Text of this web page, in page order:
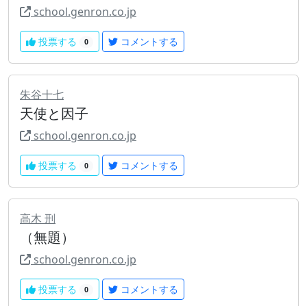
school.genron.co.jp
投票する 0 コメントする
朱谷十七
天使と因子
school.genron.co.jp
投票する 0 コメントする
高木 刑
（無題）
school.genron.co.jp
投票する 0 コメントする